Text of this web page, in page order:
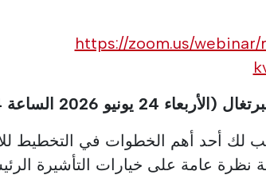
https://zoom.us/
لك أحد أهم الخطوات في التخطيط
نظرة عامة على خيارات التأشيرة